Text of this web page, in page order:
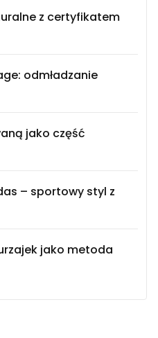
z certyfikatem
odmładzanie
jako część
– sportowy styl z
jako metoda